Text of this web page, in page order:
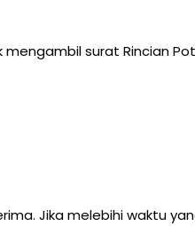
surat Rincian
Jika melebihi waktu